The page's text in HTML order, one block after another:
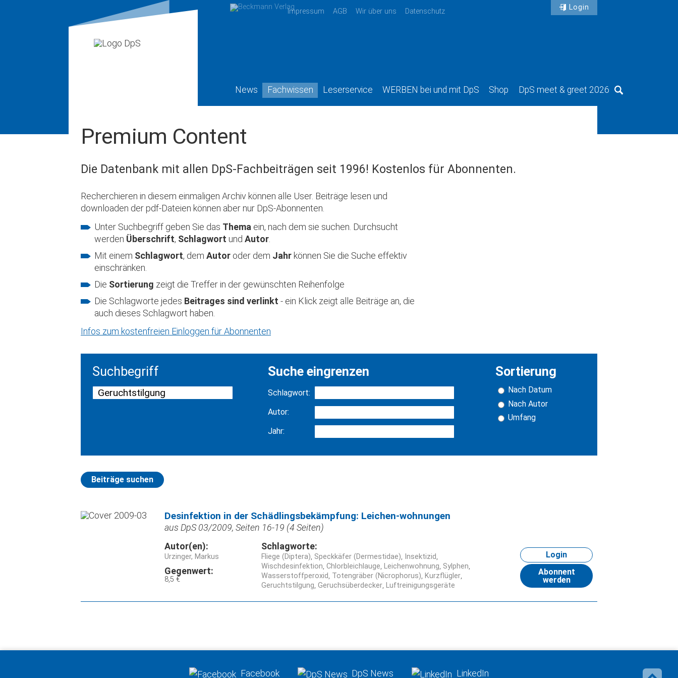
Impressum AGB Wir über uns Datenschutz Login
News Fachwissen Leserservice WERBEN bei und mit DpS Shop DpS meet & greet 2026 Suche
Premium Content
Die Datenbank mit allen DpS-Fachbeiträgen seit 1996! Kostenlos für Abonnenten.
Recherchieren in diesem einmaligen Archiv können alle User. Beiträge lesen und
downloaden der pdf-Dateien können aber nur DpS-Abonnenten.
Unter Suchbegriff geben Sie das Thema ein, nach dem sie suchen. Durchsucht
werden Überschrift, Schlagwort und Autor
Mit einem Schlagwort, dem Autor oder dem Jahr können Sie die Suche effektiv
einschränken.
Die Sortierung zeigt die Treffer in der gewünschten Reihenfolge
Die Schlagworte jedes Beitrages sind verlinkt - ein Klick zeigt alle Beiträge an, die
auch dieses Schlagwort haben.
Infos zum kostenfreien Einloggen für Abonnenten
Suchbegriff Suche eingrenzen
Schlagwort:
Autor:
Jahr:
Sortierung
Nach Datum
Nach Autor
Umfang
Beiträge suchen
Desinfektion in der Schädlingsbekämpfung: Leichen-wohnungen
aus DpS 03/2009, Seiten 16-19 (4 Seiten)
Autor(en):
Urzinger, Markus
Gegenwert:
8,5 €
Schlagworte:
Fliege (Diptera) Speckkäfer (Dermestidae) Insektizid
Wischdesinfektion Chlorbleichlauge Leichenwohnung Sylphen
Wasserstoffperoxid Totengräber (Nicrophorus) Kurzflügler
Geruchtstilgung Geruchsüberdecker Luftreinigungsgeräte
Login
Abonnent
werden
Facebook DpS News LinkedIn